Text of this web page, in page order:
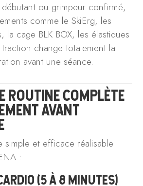
ou grimpeur confirmé,
comme le SkiErg, les
la cage BLK BOX, les élastiques
change totalement la
avant une séance.
ROUTINE COMPLÈTE
AVANT
simple et efficace réalisable
:
(5 À 8 MINUTES)